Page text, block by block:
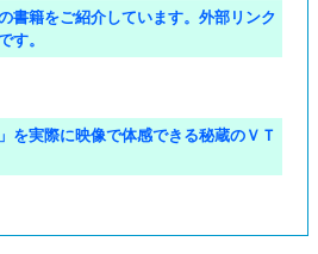
書籍をご紹介しています。外部リンク
す。
を実際に映像で体感できる秘蔵のＶＴ